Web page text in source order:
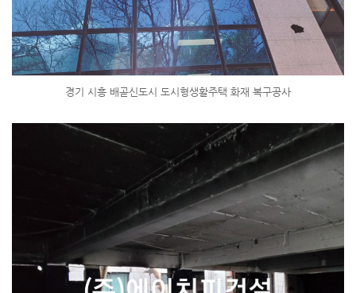
경기 시흥 배곧신도시 도시형생활주택 화재 복구공사